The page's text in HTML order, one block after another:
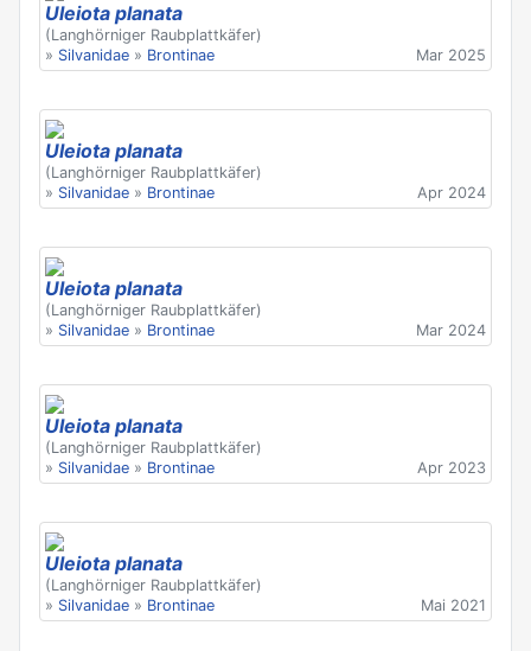
Uleiota planata
(Langhörniger Raubplattkäfer)
» Silvanidae » Brontinae Mar 2025
Uleiota planata
(Langhörniger Raubplattkäfer)
» Silvanidae » Brontinae Apr 2024
Uleiota planata
(Langhörniger Raubplattkäfer)
» Silvanidae » Brontinae Mar 2024
Uleiota planata
(Langhörniger Raubplattkäfer)
» Silvanidae » Brontinae Apr 2023
Uleiota planata
(Langhörniger Raubplattkäfer)
» Silvanidae » Brontinae Mai 2021